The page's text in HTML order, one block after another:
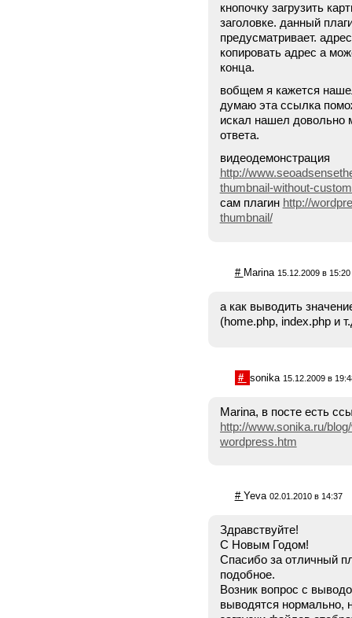
кнопочку загрузить
заголовке. данный
предусматривает.
копировать адрес а
конца.
вобщем я кажется
думаю эта ссылка
искал нашел довольно
ответа.
видеодемонстрация
http://
thumbnail-without-
сам плагин http://
thumbnail/
# Marina 15.12.2009 в 15:20
а как выводить
(home.php, index.php и
# sonika 15.12.2009 в
Marina, в посте есть
http://www.sonika.ru/
wordpress.htm
# Yeva 02.01.2010 в 14:37
Здравствуйте!
С Новым Годом!
Спасибо за отличный
подобное.
Возник вопрос с
выводятся нормально,